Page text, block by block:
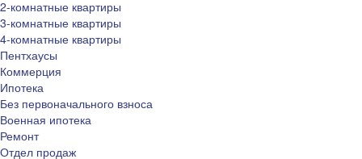
2-комнатные квартиры
3-комнатные квартиры
4-комнатные квартиры
Пентхаусы
Коммерция
Ипотека
Без первоначального взноса
Военная ипотека
Ремонт
Отдел продаж